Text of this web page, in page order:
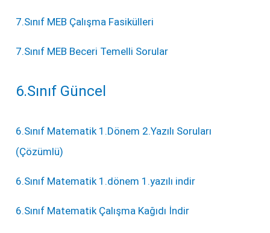
7.Sınıf MEB Çalışma Fasikülleri
7.Sınıf MEB Beceri Temelli Sorular
6.Sınıf Güncel
6.Sınıf Matematik 1.Dönem 2.Yazılı Soruları
(Çözümlü)
6.Sınıf Matematik 1.dönem 1.yazılı indir
6.Sınıf Matematik Çalışma Kağıdı İndir